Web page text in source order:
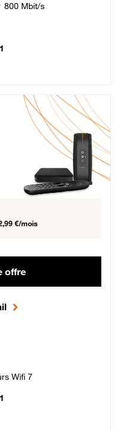
800 Mbit/s
€ par mois, Engagement 12 mois
€/mois
offre
Wifi 7